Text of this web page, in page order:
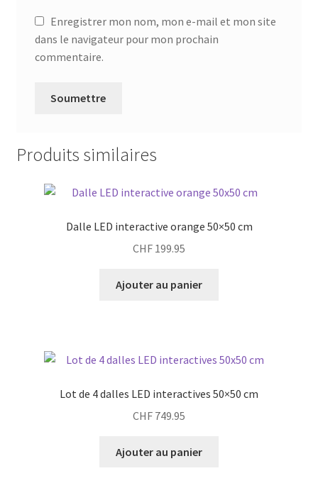
Enregistrer mon nom, mon e-mail et mon site
dans le navigateur pour mon prochain
commentaire.
Produits similaires
Dalle LED interactive orange 50×50 cm
CHF 199.95
Ajouter au panier
Lot de 4 dalles LED interactives 50×50 cm
CHF 749.95
Ajouter au panier